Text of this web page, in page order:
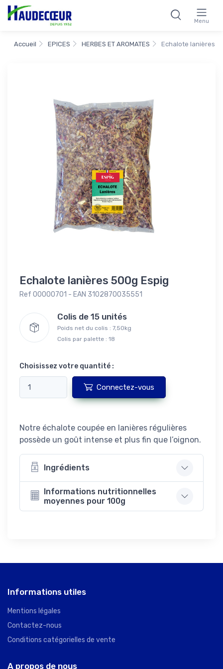
Menu
Accueil EPICES HERBES ET AROMATES Echalote lanières
Echalote lanières 500g Espig
Ref 00000701 - EAN 3102870035551
Colis de 15 unités
Poids net du colis : 7,50kg
Colis par palette : 18
Choisissez votre quantité :
Connectez-vous
Notre échalote coupée en lanières régulières
possède un goût intense et plus fin que l’oignon.
Ingrédients
Informations nutritionnelles
moyennes pour 100g
Informations utiles
Mentions légales
Contactez-nous
Conditions catégorielles de vente
A propos de nous